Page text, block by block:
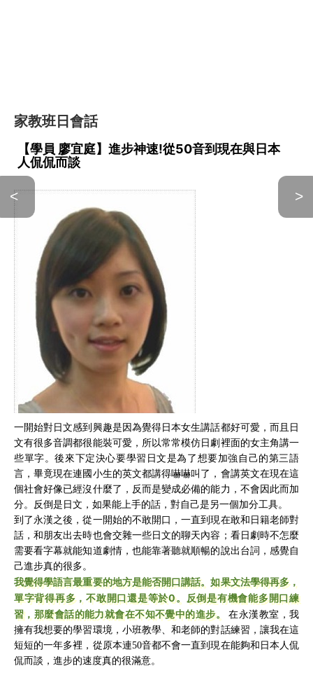
家教班日會話
【學員 廖宜庭】進步神速!從50音到現在與日本
人侃侃而談
< >
一開始對日文感到興趣是因為覺得日本女生講話都好可愛，而且日
文有很多音調都很能裝可愛，所以常常模仿日劇裡面的女主角講一
些單字。後來下定決心要學習日文是為了想要加強自己的第三語
言，畢竟現在連國小生的英文都講得嚇嚇叫了，會講英文在現在這
個社會好像已經沒什麼了，反而是變成必備的能力，不會因此而加
分。反倒是日文，如果能上手的話，對自己是另一個加分工具。
到了永漢之後，從一開始的不敢開口，一直到現在敢和日籍老師對
話，和朋友出去時也會交雜一些日文的聊天內容；看日劇時不怎麼
需要看字幕就能知道劇情，也能靠著聽就順暢的說出台詞，感覺自
己進步真的很多。
我覺得學語言最重要的地方是能否開口講話。如果文法學得再多，
單字背得再多，不敢開口還是等於0。反倒是有機會能多開口練
習，那麼會話的能力就會在不知不覺中的進步。
在永漢教室，我
擁有我想要的學習環境，小班教學、和老師的對話練習，讓我在這
短短的一年多裡，從原本連50音都不會一直到現在能夠和日本人侃
侃而談，進步的速度真的很滿意。